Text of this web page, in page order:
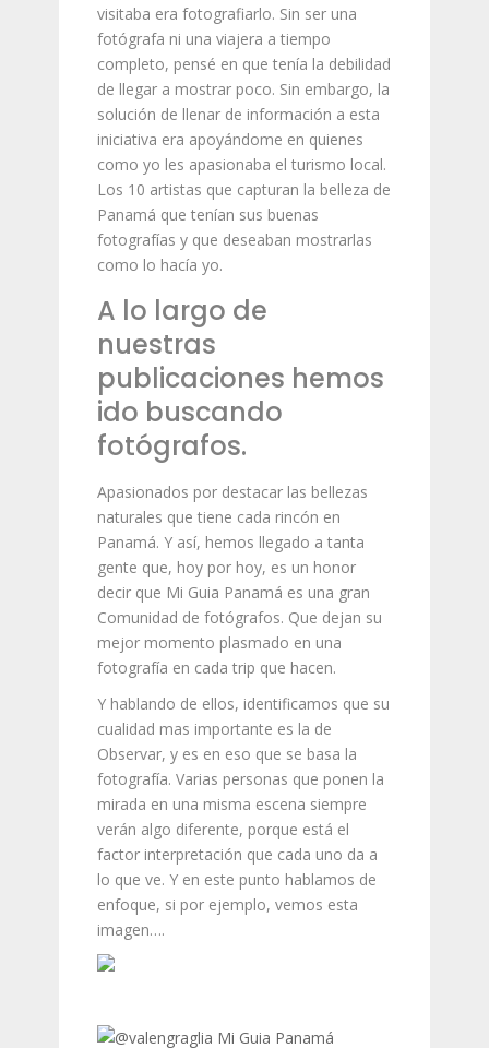
visitaba era fotografiarlo. Sin ser una
fotógrafa ni una viajera a tiempo
completo, pensé en que tenía la debilidad
de llegar a mostrar poco. Sin embargo, la
solución de llenar de información a esta
iniciativa era apoyándome en quienes
como yo les apasionaba el turismo local.
Los 10 artistas que capturan la belleza de
Panamá que tenían sus buenas
fotografías y que deseaban mostrarlas
como lo hacía yo.
A lo largo de
nuestras
publicaciones hemos
ido buscando
fotógrafos.
Apasionados por destacar las bellezas
naturales que tiene cada rincón en
Panamá. Y así, hemos llegado a tanta
gente que, hoy por hoy, es un honor
decir que Mi Guia Panamá es una gran
Comunidad de fotógrafos. Que dejan su
mejor momento plasmado en una
fotografía en cada trip que hacen.
Y hablando de ellos, identificamos que su
cualidad mas importante es la de
Observar, y es en eso que se basa la
fotografía. Varias personas que ponen la
mirada en una misma escena siempre
verán algo diferente, porque está el
factor interpretación que cada uno da a
lo que ve. Y en este punto hablamos de
enfoque, si por ejemplo, vemos esta
imagen….